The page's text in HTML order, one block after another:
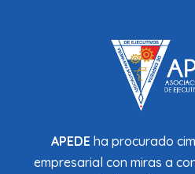
APEDEha procurado
empresarial con miras a